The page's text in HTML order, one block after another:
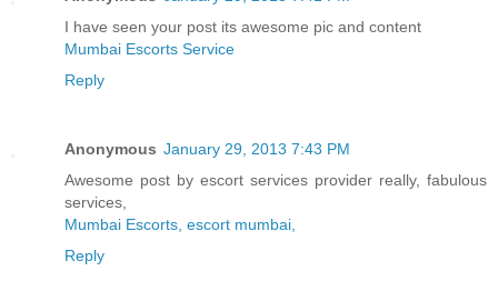
I have seen your post its awesome pic and content
Mumbai Escorts Service
Reply
Anonymous January 29, 2013 7:43 PM
Awesome post by escort services provider really, fabulous
services,
Mumbai Escorts, escort mumbai,
Reply